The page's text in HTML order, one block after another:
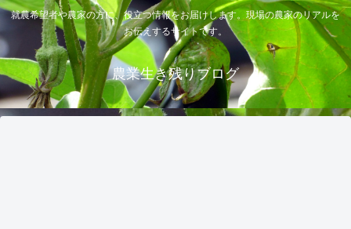
就農希望者や農家の方に、役立つ情報をお届けします。現場の農家のリアルを
お伝えするサイトです。
農業生き残りブログ